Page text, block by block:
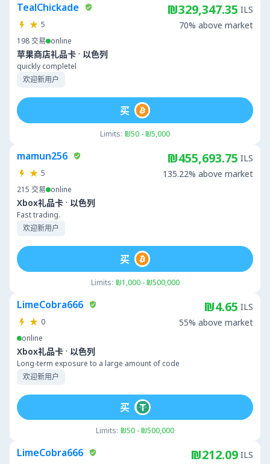
TealChickade
5
198交易 online
苹果商店礼品卡 · 以色列
quickly completel
欢迎新用户
₪329,347.35 ILS
70% above market
Limits: ₪50 - ₪5,000
买
mamun256
5
215 交易 online
Xbox礼品卡 · 以色列
Fast trading.
欢迎新用户
₪455,693.75 ILS
135.22% above market
Limits: ₪1,000 - ₪500,000
买
LimeCobra666
0
online
Xbox礼品卡 · 以色列
Long-term exposure to a large amount of code
欢迎新用户
₪4.65 ILS
55% above market
Limits: ₪50 - ₪500,000
买
LimeCobra666 ₪212.09 ILS